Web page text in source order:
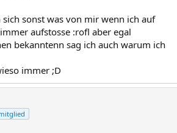
sonst was von mir wenn ich auf
aufstosse :rofl aber egal
bekanntenn sag ich auch warum ich
immer ;D